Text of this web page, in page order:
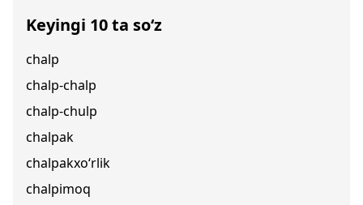
Keyingi 10 ta so‘z
chalp
chalp-chalp
chalp-chulp
chalpak
chalpakxo‘rlik
chalpimoq